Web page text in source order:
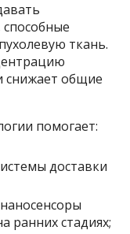
ткань.
снижает общие
помогает:
доставки
ранних стадиях;